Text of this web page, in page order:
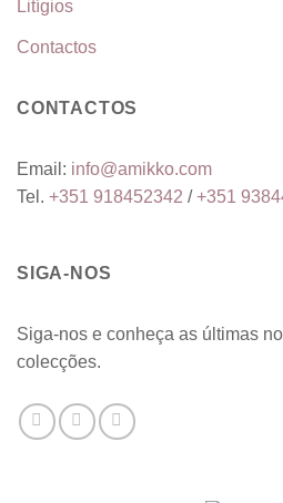
Litígios
Contactos
CONTACTOS
Email: info@amikko.com
Tel. +351 918452342 /+351
SIGA-NOS
Siga-nos e conheça as últimas
colecções.